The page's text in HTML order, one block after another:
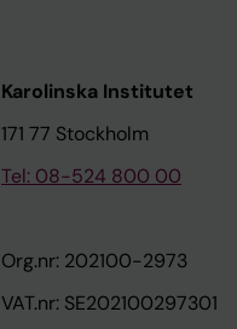
Karolinska Institutet
171 77 Stockholm
Tel: 08-524 800 00
Org.nr: 202100-2973
VAT.nr: SE202100297301